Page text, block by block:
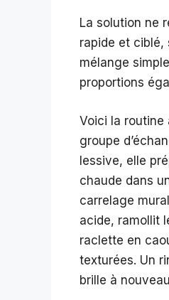
La solution ne
rapide et ciblé,
mélange
proportions
Voici la routine
groupe
lessive, elle
chaude dans
carrelage
acide, ramollit
raclette en
texturées. Un
brille à